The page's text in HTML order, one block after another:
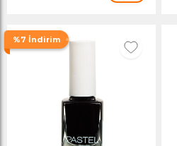
%7 İndirim